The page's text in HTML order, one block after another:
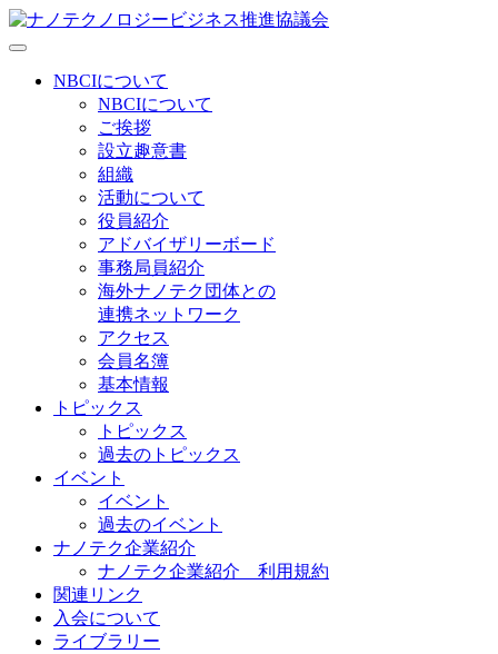
NBCIについて
NBCIについて
ご挨拶
設立趣意書
組織
活動について
役員紹介
アドバイザリーボード
事務局員紹介
海外ナノテク団体との
連携ネットワーク
アクセス
会員名簿
基本情報
トピックス
トピックス
過去のトピックス
イベント
イベント
過去のイベント
ナノテク企業紹介
ナノテク企業紹介 利用規約
関連リンク
入会について
ライブラリー